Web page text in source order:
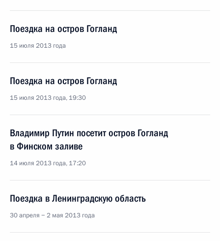
Поездка на остров Гогланд
15 июля 2013 года
Поездка на остров Гогланд
15 июля 2013 года, 19:30
Владимир Путин посетит остров Гогланд
в Финском заливе
14 июля 2013 года, 17:20
Поездка в Ленинградскую область
30 апреля − 2 мая 2013 года